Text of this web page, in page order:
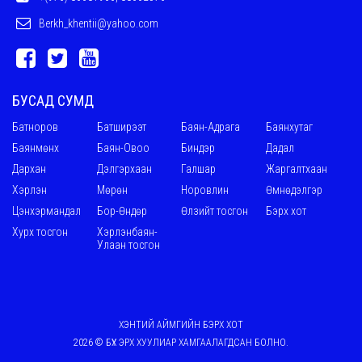
Berkh_khentii@yahoo.com
БУСАД СУМД
Батноров Батширээт Баян-Адрага
Баянхутаг
Баянмөнх
Баян-Овоо Биндэр
Дадал
Дархан
Дэлгэрхаан Галшар
Жаргалтхаан
Хэрлэн
Мөрөн Норовлин
Өмнөдэлгэр
Цэнхэрмандал
Бор-Өндөр Өлзийт тосгон
Бэрх хот
Хурх тосгон
Хэрлэнбаян-
Улаан тосгон
ХЭНТИЙ АЙМГИЙН БЭРХ ХОТ
2026 © БҮХ ЭРХ ХУУЛИАР ХАМГААЛАГДСАН БОЛНО.